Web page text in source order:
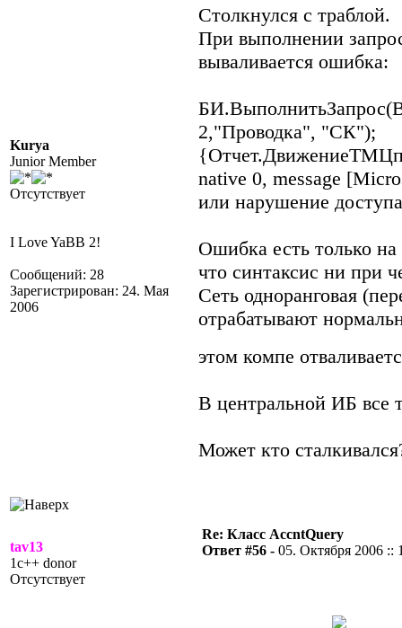
Kurya
Junior Member
Отсутствует
I Love YaBB 2!
Сообщений: 28
Зарегистрирован: 24. Мая
2006
Столкнулся с траблой.
При выполнении
вываливается ошибка:
2,"Проводка", "СК");
native 0, message
или нарушение доступа
Ошибка есть только
что синтаксис ни при
Сеть одноранговая
отрабатывают
этом компе
В центральной ИБ все
Может кто
tav13
1c++ donor
Отсутствует
Re: Класс AccntQuery
Ответ #56 - 05. Октября 2006 ::